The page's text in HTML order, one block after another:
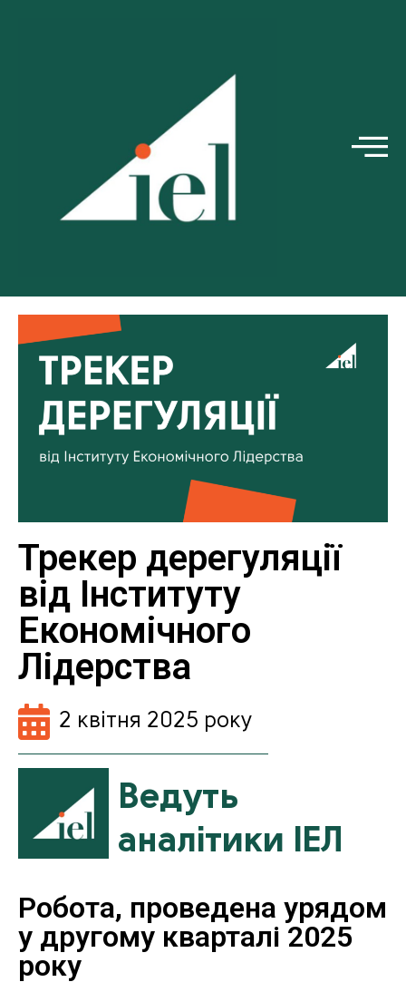
Трекер дерегуляції
від Інституту
Економічного
Лідерства
2 квітня 2025 року
Ведуть
аналітики ІЕЛ
Робота, проведена урядом
у другому кварталі 2025
року